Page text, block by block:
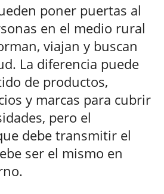
poner puertas al
en el medio rural
viajan y buscan
La diferencia puede
de productos,
y marcas para cubrir
pero el
debe transmitir el
ser el mismo en